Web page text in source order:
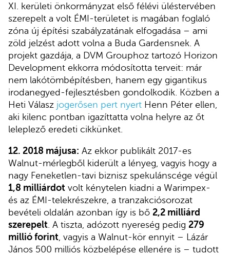
XI. kerületi önkormányzat első félévi üléstervében
szerepelt a volt ÉMI-területet is magában foglaló
zóna új építési szabályzatának elfogadása – ami
zöld jelzést adott volna a Buda Gardensnek. A
projekt gazdája, a DVM Grouphoz tartozó Horizon
Development ekkorra módosította terveit: már
nem lakótömbépítésben, hanem egy gigantikus
irodanegyed-fejlesztésben gondolkodik. Közben a
Heti Válasz jogerősen pert nyert Henn Péter ellen,
aki kilenc pontban igazíttatta volna helyre az őt
leleplező eredeti cikkünket.
12. 2018 májusa: Az ekkor publikált 2017-es
Walnut-mérlegből kiderült a lényeg, vagyis hogy a
nagy Feneketlen-tavi biznisz spekulánscége végül
1,8 milliárdot volt kénytelen kiadni a Warimpex-
és az ÉMI-telekrészekre, a tranzakciósorozat
bevételi oldalán azonban így is bő 2,2 milliárd
szerepelt . A tiszta, adózott nyereség pedig 279
millió forint , vagyis a Walnut-kör ennyit – Lázár
János 500 milliós közbelépése ellenére is – tudott